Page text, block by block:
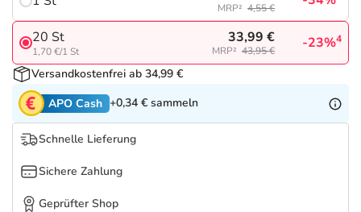
Tierapotheke
Vitamine & Mineralstoffe
Marken
Salus Deals
MRP² 4,55 €
20 St
1,70 €/1 St
33,99 €
MRP² 43,95 € -23%4
Versandkostenfrei ab 34,99 €
APO Cash +0,34 € sammeln
Schnelle Lieferung
Sichere Zahlung
Geprüfter Shop